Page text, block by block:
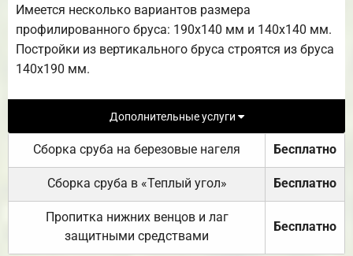
Имеется несколько вариантов размера
профилированного бруса: 190х140 мм и 140х140 мм.
Постройки из вертикального бруса строятся из бруса
140х190 мм.
Дополнительные услуги
Сборка сруба на березовые нагеля Бесплатно
Сборка сруба в «Теплый угол» Бесплатно
Пропитка нижних венцов и лаг
защитными средствами
Бесплатно